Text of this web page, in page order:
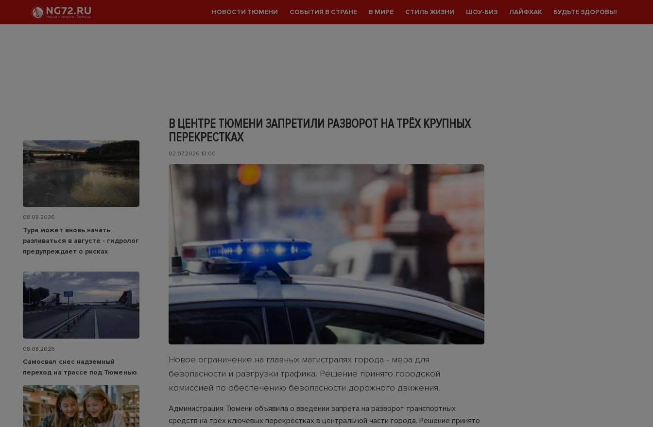
НОВОСТИ ТЮМЕНИ СОБЫТИЯ В СТРАНЕ В МИРЕ СТИЛЬ ЖИЗНИ ШОУ-БИЗ ЛАЙФХАК БУДЬТЕ ЗДОРОВЫ!
В ЦЕНТРЕ ТЮМЕНИ ЗАПРЕТИЛИ РАЗВОРОТ НА ТРЁХ КРУПНЫХ
ПЕРЕКРЕСТКАХ
02.07.2026 13:00
Новое ограничение на главных магистралях города - мера для
безопасности и разгрузки трафика. Решение принято городской
комиссией по обеспечению безопасности дорожного движения.
Администрация Тюмени объявила о введении запрета на разворот транспортных
средств на трёх ключевых перекрёстках в центральной части города. Решение принято
08.08.2026
Тура может вновь начать
разливаться в августе - гидролог
предупреждает о рисках
08.08.2026
Самосвал снес надземный
переход на трассе под Тюменью